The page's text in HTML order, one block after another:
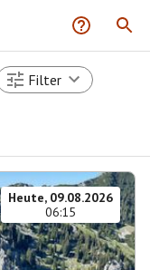
Filter
Heute, 09.08.2026
06:15